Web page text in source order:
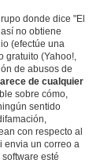
donde dice "El
no obtiene
(efectúe una
gratuito (Yahoo!,
de abusos de
de cualquier
sobre cómo,
sentido
con respecto al
envia un correo a
esté